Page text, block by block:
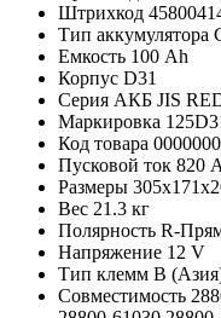
Штрихкод
Тип аккумулятора
Емкость 100 Ah
Корпус D31
Серия АКБ JIS
Маркировка
Код товара
Пусковой ток 820 A
Размеры
Вес 21.3 кг
Полярность R-
Напряжение 12 V
Тип клемм В
Совместимость